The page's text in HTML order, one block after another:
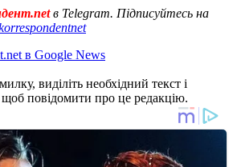
в Telegram. Підписуйтесь на
в Google News
виділіть необхідний текст і
повідомити про це редакцію.